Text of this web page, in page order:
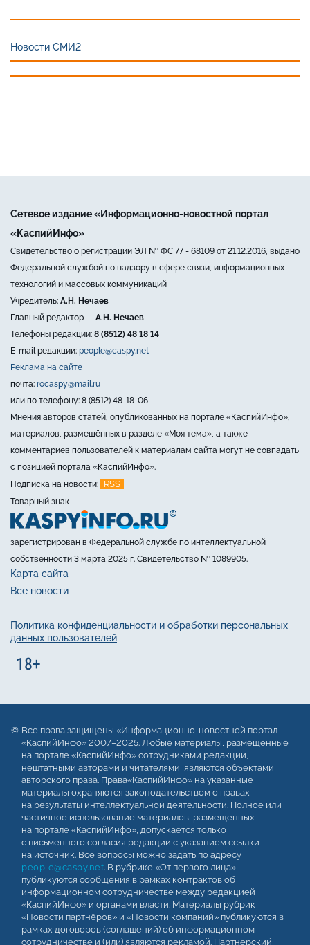
Новости СМИ2
Сетевое издание «Информационно-новостной портал
«КаспийИнфо»
Свидетельство о регистрации ЭЛ № ФС 77 - 68109 от 21.12.2016, выдано
Федеральной службой по надзору в сфере связи, информационных
технологий и массовых коммуникаций
Учредитель: А.Н. Нечаев
Главный редактор — А.Н. Нечаев
Телефоны редакции: 8 (8512) 48 18 14
E-mail редакции: people@caspy.net
Реклама на сайте
почта: rocaspy@mail.ru
или по телефону: 8 (8512) 48-18-06
Мнения авторов статей, опубликованных на портале «КаспийИнфо»,
материалов, размещённых в разделе «Моя тема», а также
комментариев пользователей к материалам сайта могут не совпадать
с позицией портала «КаспийИнфо».
Подписка на новости:
RSS
Товарный знак
зарегистрирован в Федеральной службе по интеллектуальной
собственности 3 марта 2025 г. Свидетельство № 1089905.
Карта сайта
Все новости
Политика конфиденциальности и обработки персональных
данных пользователей
Все права защищены «Информационно-новостной портал
«КаспийИнфо» 2007–2025. Любые материалы, размещенные
на портале «КаспийИнфо» сотрудниками редакции,
нештатными авторами и читателями, являются объектами
авторского права. Права«КаспийИнфо» на указанные
материалы охраняются законодательством о правах
на результаты интеллектуальной деятельности. Полное или
частичное использование материалов, размещенных
на портале «КаспийИнфо», допускается только
с письменного согласия редакции с указанием ссылки
на источник. Все вопросы можно задать по адресу
people@caspy.net. В рубрике «От первого лица»
публикуются сообщения в рамках контрактов об
информационном сотрудничестве между редакцией
«КаспийИнфо» и органами власти. Материалы рубрик
«Новости партнёров» и «Новости компаний» публикуются в
рамках договоров (соглашений) об информационном
сотрудничестве и (или) являются рекламой. Партнёрский